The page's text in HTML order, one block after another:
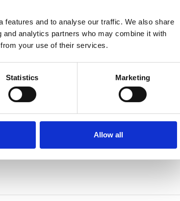
features and to analyse our traffic. We also share
analytics partners who may combine it with
your use of their services.
Statistics Marketing
Allow all
καθώς και τον Παγκύπριο Ιατρικό Σύλλογο που
για την αμέριστη συμπαράσταση της και την
ακολουθώντας όλες τις νομότυπες ενέργειες που
την πρωτοβουλία της και την ευχαρίστησε
στις Παιδιατρικές Κλινικές του ΟΚΥπΥ.
Παιδιατρική Εταιρεία Κύπρου για την πολύτιμη
του τόπου μας, παραμένοντας πιστή στις αρχές της
των παρεχόμενων υπηρεσιών φροντίδας υγείας
παραμένει βασικό μέλημα, διαβεβαιώνοντας ότι
μας.